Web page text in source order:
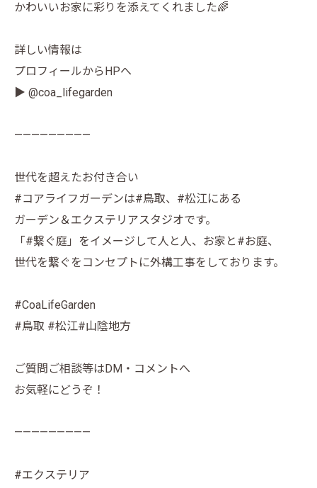
かわいいお家に彩りを添えてくれました🌈
詳しい情報は
プロフィールからHPへ
▶ @coa_lifegarden
—————————
世代を超えたお付き合い
#コアライフガーデンは#鳥取、#松江にある
ガーデン＆エクステリアスタジオです。
「#繋ぐ庭」をイメージして人と人、お家と#お庭、
世代を繋ぐをコンセプトに外構工事をしております。
#CoaLifeGarden
#鳥取 #松江#山陰地方
ご質問ご相談等はDM・コメントへ
お気軽にどうぞ！
—————————
#エクステリア